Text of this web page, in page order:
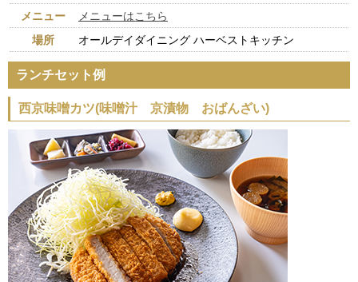
メニュー
メニューはこちら
場所
オールデイダイニング ハーベストキッチン
ランチセット例
西京味噌カツ(味噌汁 京漬物 おばんざい)